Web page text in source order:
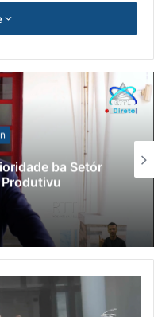
ba Setór